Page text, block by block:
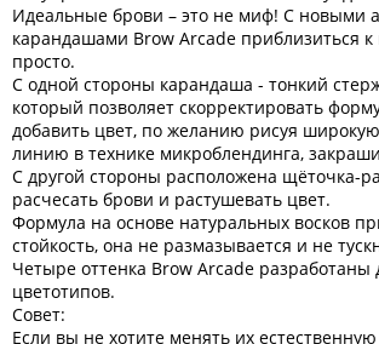
Идеальные брови – это не миф! С новыми
карандашами Brow Arcade приблизиться к
просто.
С одной стороны карандаша - тонкий
который позволяет скорректировать
добавить цвет, по желанию рисуя
линию в технике микроблендинга,
С другой стороны расположена щёточка-
расчесать брови и растушевать цвет.
Формула на основе натуральных восков
стойкость, она не размазывается и не
Четыре оттенка Brow Arcade разработаны
цветотипов.
Совет:
Если вы не хотите менять их